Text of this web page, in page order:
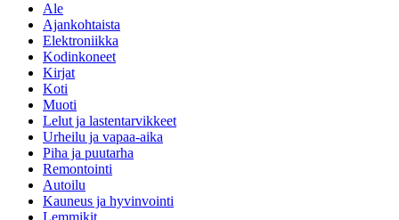
Ale
Ajankohtaista
Elektroniikka
Kodinkoneet
Kirjat
Koti
Muoti
Lelut ja lastentarvikkeet
Urheilu ja vapaa-aika
Piha ja puutarha
Remontointi
Autoilu
Kauneus ja hyvinvointi
Lemmikit